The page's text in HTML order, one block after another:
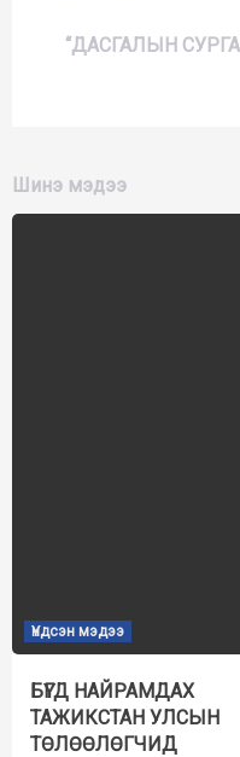
“ДАСГАЛЫН
Шинэ мэдээ
Үндсэн мэдээ
БҮГД НАЙРАМДАХ
ТАЖИКСТАН УЛСЫН
ТӨЛӨӨЛӨГЧИД